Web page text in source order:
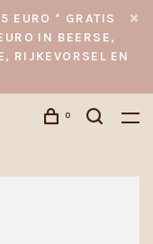
EURO * GRATIS
IN BEERSE,
RIJKEVORSEL EN
0